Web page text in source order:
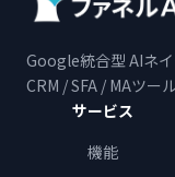
Google統合型 AIネ
CRM / SFA / MAツー
サービス
機能